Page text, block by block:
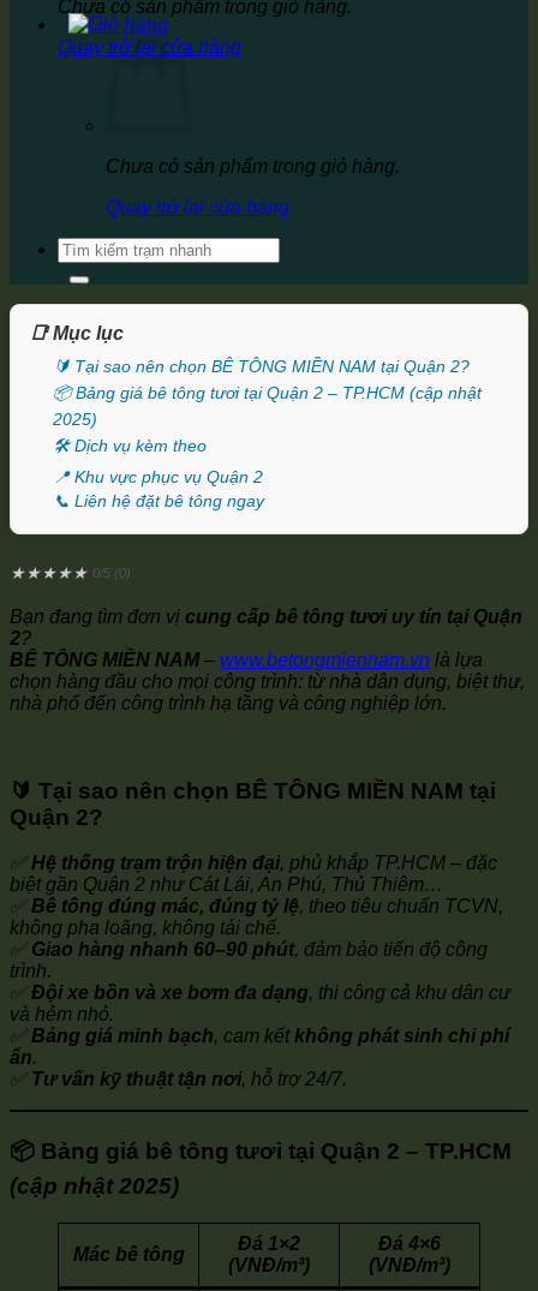
Chưa có sản phẩm trong giỏ hàng.
Quay trở lại cửa hàng
Chưa có sản phẩm trong giỏ hàng.
Quay trở lại cửa hàng
Tìm
kiếm:
📑 Mục lục
🔰 Tại sao nên chọn BÊ TÔNG MIỀN NAM tại Quận 2?
📦 Bảng giá bê tông tươi tại Quận 2 – TP.HCM (cập nhật
2025)
🛠️ Dịch vụ kèm theo
📍 Khu vực phục vụ Quận 2
📞 Liên hệ đặt bê tông ngay
★★★★★ 0/5 (0)
Bạn đang tìm đơn vị cung cấp bê tông tươi uy tín tại Quận
2?
BÊ TÔNG MIỀN NAM– www.betongmiennam.vn là lựa
chọn hàng đầu cho mọi công trình: từ nhà dân dụng, biệt thự,
nhà phố đến công trình hạ tầng và công nghiệp lớn.
🔰 Tại sao nên chọn BÊ TÔNG MIỀN NAM tại
Quận 2?
✅Hệ thống trạm trộn hiện đại, phủ khắp TP.HCM – đặc
biệt gần Quận 2 như Cát Lái, An Phú, Thủ Thiêm…
✅Bê tông đúng mác, đúng tỷ lệ, theo tiêu chuẩn TCVN,
không pha loãng, không tái chế.
✅Giao hàng nhanh 60–90 phút, đảm bảo tiến độ công
trình.
✅Đội xe bồn và xe bơm đa dạng, thi công cả khu dân cư
và hẻm nhỏ.
✅Bảng giá minh bạch, cam kếtkhông phát sinh chi phí
ẩn.
✅Tư vấn kỹ thuật tận nơi, hỗ trợ 24/7.
📦 Bảng giá bê tông tươi tại Quận 2 – TP.HCM
(cập nhật 2025)
Mác bê tông
Đá 1×2
(VNĐ/m³)
Đá 4×6
(VNĐ/m³)